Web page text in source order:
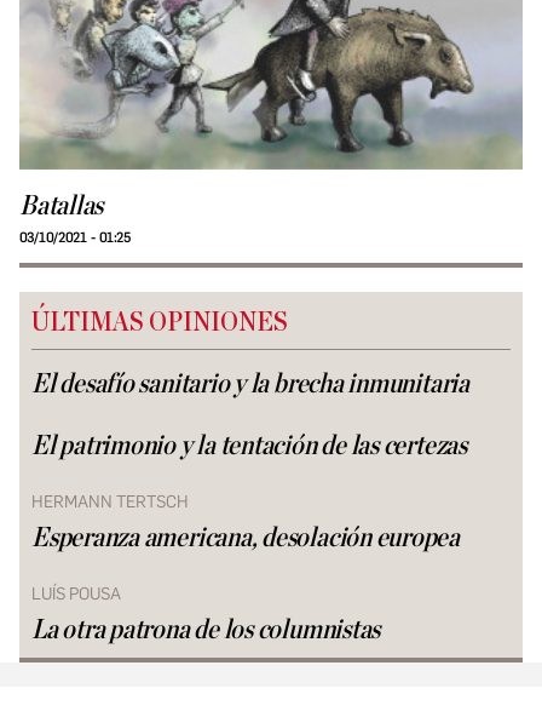
Batallas
03/10/2021 - 01:25
ÚLTIMAS OPINIONES
El desafío sanitario y la brecha inmunitaria
El patrimonio y la tentación de las certezas
HERMANN TERTSCH
Esperanza americana, desolación europea
LUÍS POUSA
La otra patrona de los columnistas